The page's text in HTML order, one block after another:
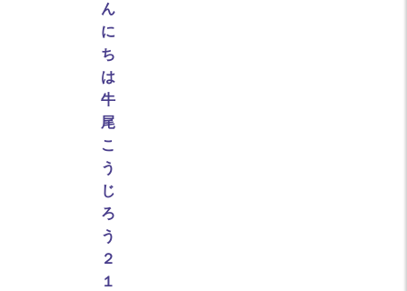
ん
に
ち
は
牛
尾
こ
う
じ
ろ
う
２
１